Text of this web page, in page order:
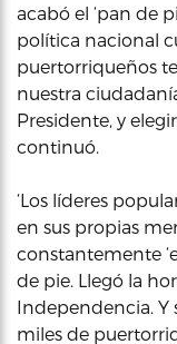
acabó el ‘pan de
política nacional
puertorriqueños
nuestra
Presidente, y
continuó.
‘Los líderes
en sus propias
constantemente
de pie. Llegó la
Independencia. Y
miles de